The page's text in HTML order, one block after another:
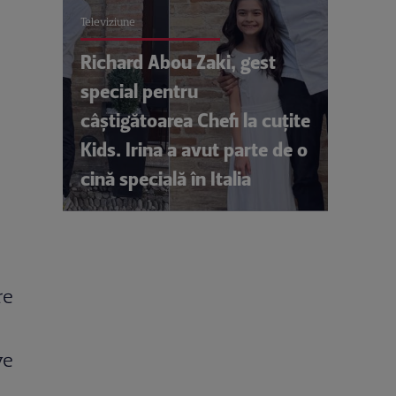
Televiziune
Richard Abou Zaki, gest
special pentru
câștigătoarea Chefi la cuțite
Kids. Irina a avut parte de o
cină specială în Italia